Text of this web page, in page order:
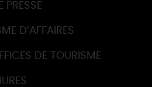
PRESSE
D’AFFAIRES
DE TOURISME